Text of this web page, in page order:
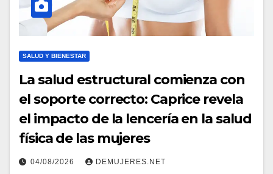
SALUD Y BIENESTAR
La salud estructural comienza con
el soporte correcto: Caprice revela
el impacto de la lencería en la salud
física de las mujeres
04/08/2026 DEMUJERES.NET